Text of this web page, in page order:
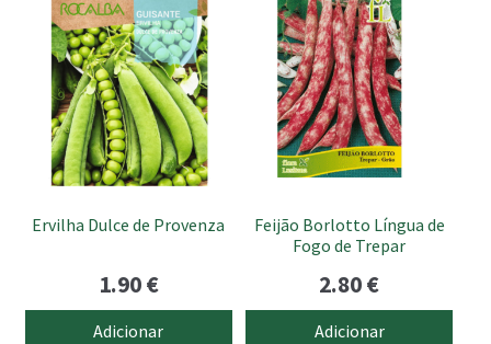
Ervilha Dulce de Provenza
1.90€
Adicionar
Feijão Borlotto Língua de
Fogo de Trepar
2.80€
Adicionar